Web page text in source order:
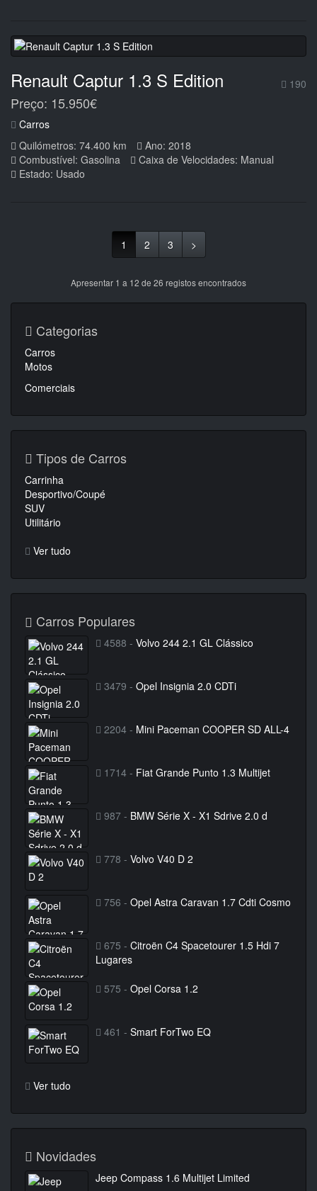
190
Renault Captur 1.3 S Edition
Preço: 15.950€
Carros
Quilómetros: 74.400 km
Ano: 2018
Combustível: Gasolina
Caixa de Velocidades: Manual
Estado: Usado
1 2 3 >
Apresentar 1 a 12 de 26 registos encontrados
Categorias
Carros
Motos
Comerciais
Tipos de Carros
Carrinha
Desportivo/Coupé
SUV
Utilitário
Ver tudo
Carros Populares
4588 - Volvo 244 2.1 GL Clássico
3479 - Opel Insignia 2.0 CDTi
2204 - Mini Paceman COOPER SD ALL-4
1714 - Fiat Grande Punto 1.3 Multijet
987 - BMW Série X - X1 Sdrive 2.0 d
778 - Volvo V40 D 2
756 - Opel Astra Caravan 1.7 Cdti Cosmo
675 - Citroën C4 Spacetourer 1.5 Hdi 7
Lugares
575 - Opel Corsa 1.2
461 - Smart ForTwo EQ
Ver tudo
Novidades
Jeep Compass 1.6 Multijet Limited